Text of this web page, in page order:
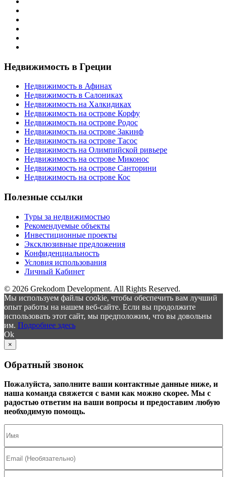
Недвижимость в Греции
Недвижимость в Афинах
Недвижимость в Салониках
Недвижимость на Халкидиках
Недвижимость на острове Корфу
Недвижимость на острове Родос
Недвижимость на острове Закинф
Недвижимость на острове Тасос
Недвижимость на Олимпийской ривьере
Недвижимость на острове Миконос
Недвижимость на острове Санторини
Недвижимость на острове Кос
Полезные ссылки
Туры за недвижимостью
Рекомендуемые объекты
Инвестиционные проекты
Эксклюзивные предложения
Конфиденциальность
Условия использования
Личный Кабинет
© 2026 Grekodom Development. All Rights Reserved.
Мы используем файлы cookie, чтобы обеспечить вам лучший
опыт работы на нашем веб-сайте. Если вы продолжите
использовать этот сайт, мы предположим, что вы довольны
им. Подробнее здесь
Ok
×
Обратный звонок
Пожалуйста, заполните ваши контактные данные ниже, и
наша команда свяжется с вами как можно скорее. Мы с
радостью ответим на ваши вопросы и предоставим любую
необходимую помощь.